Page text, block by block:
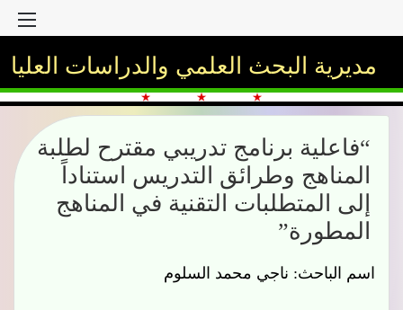
مديرية البحث العلمي والدراسات العليا
“فاعلية برنامج تدريبي مقترح لطلبة
المناهج وطرائق التدريس استناداً
إلى المتطلبات التقنية في المناهج
المطورة”
اسم الباحث: ناجي محمد السلوم